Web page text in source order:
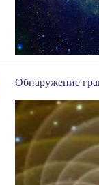
Обнаружение